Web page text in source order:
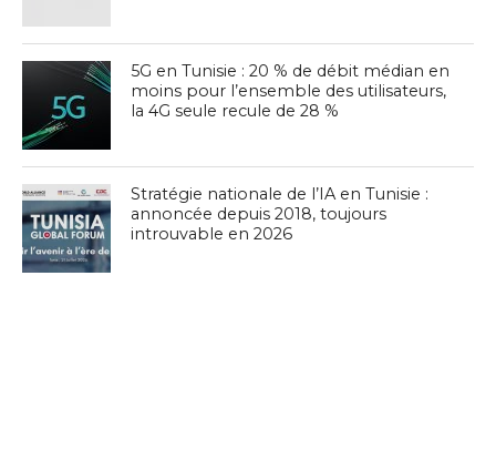
5G en Tunisie : 20 % de débit médian en
moins pour l’ensemble des utilisateurs,
la 4G seule recule de 28 %
Stratégie nationale de l’IA en Tunisie :
annoncée depuis 2018, toujours
introuvable en 2026